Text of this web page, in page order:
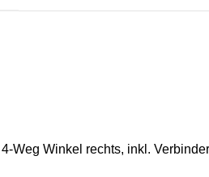
Weg Winkel rechts, inkl.